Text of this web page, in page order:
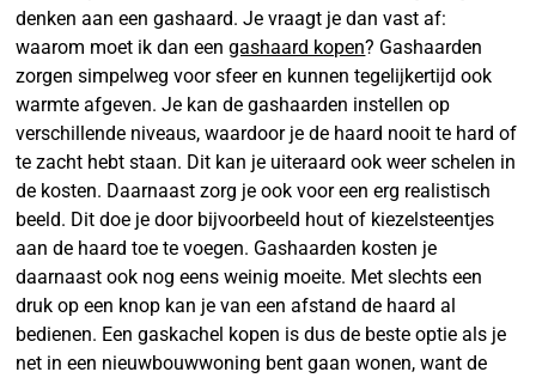
denken aan een gashaard. Je vraagt je dan vast af:
waarom moet ik dan eengashaard kopen? Gashaarden
zorgen simpelweg voor sfeer en kunnen tegelijkertijd ook
warmte afgeven. Je kan de gashaarden instellen op
verschillende niveaus, waardoor je de haard nooit te hard of
te zacht hebt staan. Dit kan je uiteraard ook weer schelen in
de kosten. Daarnaast zorg je ook voor een erg realistisch
beeld. Dit doe je door bijvoorbeeld hout of kiezelsteentjes
aan de haard toe te voegen. Gashaarden kosten je
daarnaast ook nog eens weinig moeite. Met slechts een
druk op een knop kan je van een afstand de haard al
bedienen. Een gaskachel kopen is dus de beste optie als je
net in een nieuwbouwwoning bent gaan wonen, want de